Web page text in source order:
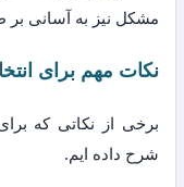
مشکل نیز به آسانی
نکات مهم برای
برخی از نکاتی که
شرح داده ایم.